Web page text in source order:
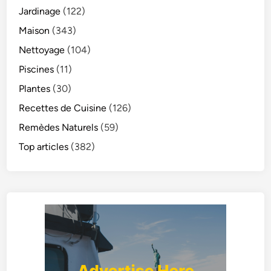
Jardinage (122)
Maison (343)
Nettoyage (104)
Piscines (11)
Plantes (30)
Recettes de Cuisine (126)
Remèdes Naturels (59)
Top articles (382)